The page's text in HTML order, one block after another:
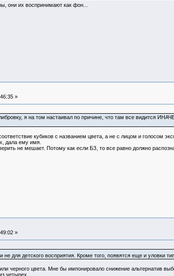
они их воспринимают как фон...
»
я на том настаивал по причине, что там все видится
кубиков с названием цвета, а не с лицом и голосом
дала ему имя.
не мешает. Потому как если БЗ, то все равно должно
»
не для детского восприятия. Кроме того, появятся еще и уловки
черного цвета. Мне бы импонировало снижение альтернатив
четырех.